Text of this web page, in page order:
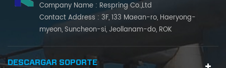
Company Name : Respring Co.,Ltd
Contact Address : 3F, 133 Maean-ro, Haeryong-
myeon, Suncheon-si, Jeollanam-do, ROK
DESCARGAR SOPORTE